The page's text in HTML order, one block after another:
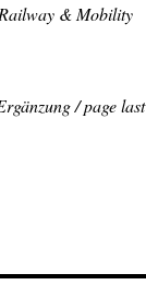
& Mobility
/ page last